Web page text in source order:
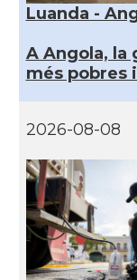
Luanda -
A Angola, la
més pobres
2026-08-08